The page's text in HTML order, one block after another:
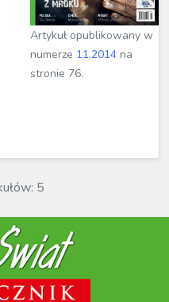
Artykuł opublikowany w
numerze 11.2014 na
stronie 76.
5